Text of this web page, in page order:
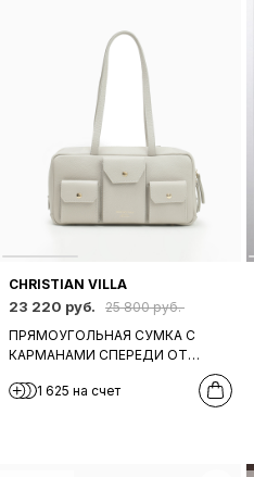
CHRISTIAN VILLA
23 220 руб.
25 800 руб.
ПРЯМОУГОЛЬНАЯ СУМКА С
КАРМАНАМИ СПЕРЕДИ ОТ
CHRISTIAN VILLA ИЗ КОЖИ СЕРО-
БЕЖЕВОГО ОТТЕНКА
1 625 на счет